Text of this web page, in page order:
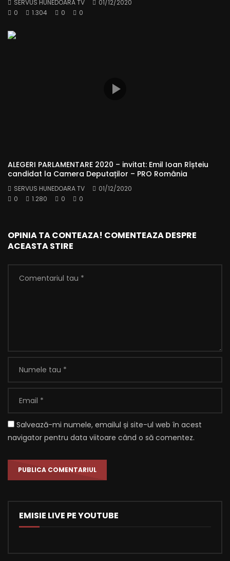
SERVUS HUNEDOARA TV
01/12/2020
0
1.304 0 0
ALEGERI PARLAMENTARE 2020 – invitat: Emil Ioan Rîșteiu
candidat la Camera Deputaților – PRO România
SERVUS HUNEDOARA TV
01/12/2020
0
1.280 0 0
OPINIA TA CONTEAZA! COMENTEAZA DESPRE
ACEASTA STIRE
Salvează-mi numele, emailul și site-ul web în acest
navigator pentru data viitoare când o să comentez.
EMISIE LIVE PE YOUTUBE